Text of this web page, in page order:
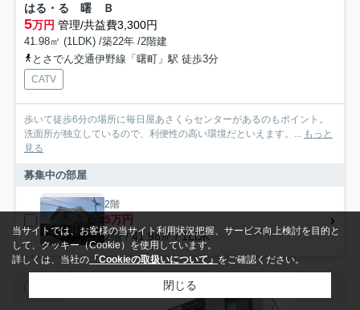
はる・る 曙 Ｂ
5万円 管理/共益費3,300円
41.98㎡ (1LDK) /築22年 /2階建
とさでん交通伊野線「曙町」駅 徒歩3分
CATV
歩いて徒歩6分の場所に毎日屋あさくらセンターがあるのもポイント。
洗面所が独立しているので、利便性の高い環境だといえます。...
もっと
見る
募集中の部屋
2階
5万円
2階 / 41.98㎡ / 1LDK
当サイトでは、お客様の当サイト利用状況把握、サービス向上検討を目的と
して、クッキー（Cookie）を使用しています。
詳しくは、当社の 「Cookieの取扱いについて」 をご確認ください。
閉じる